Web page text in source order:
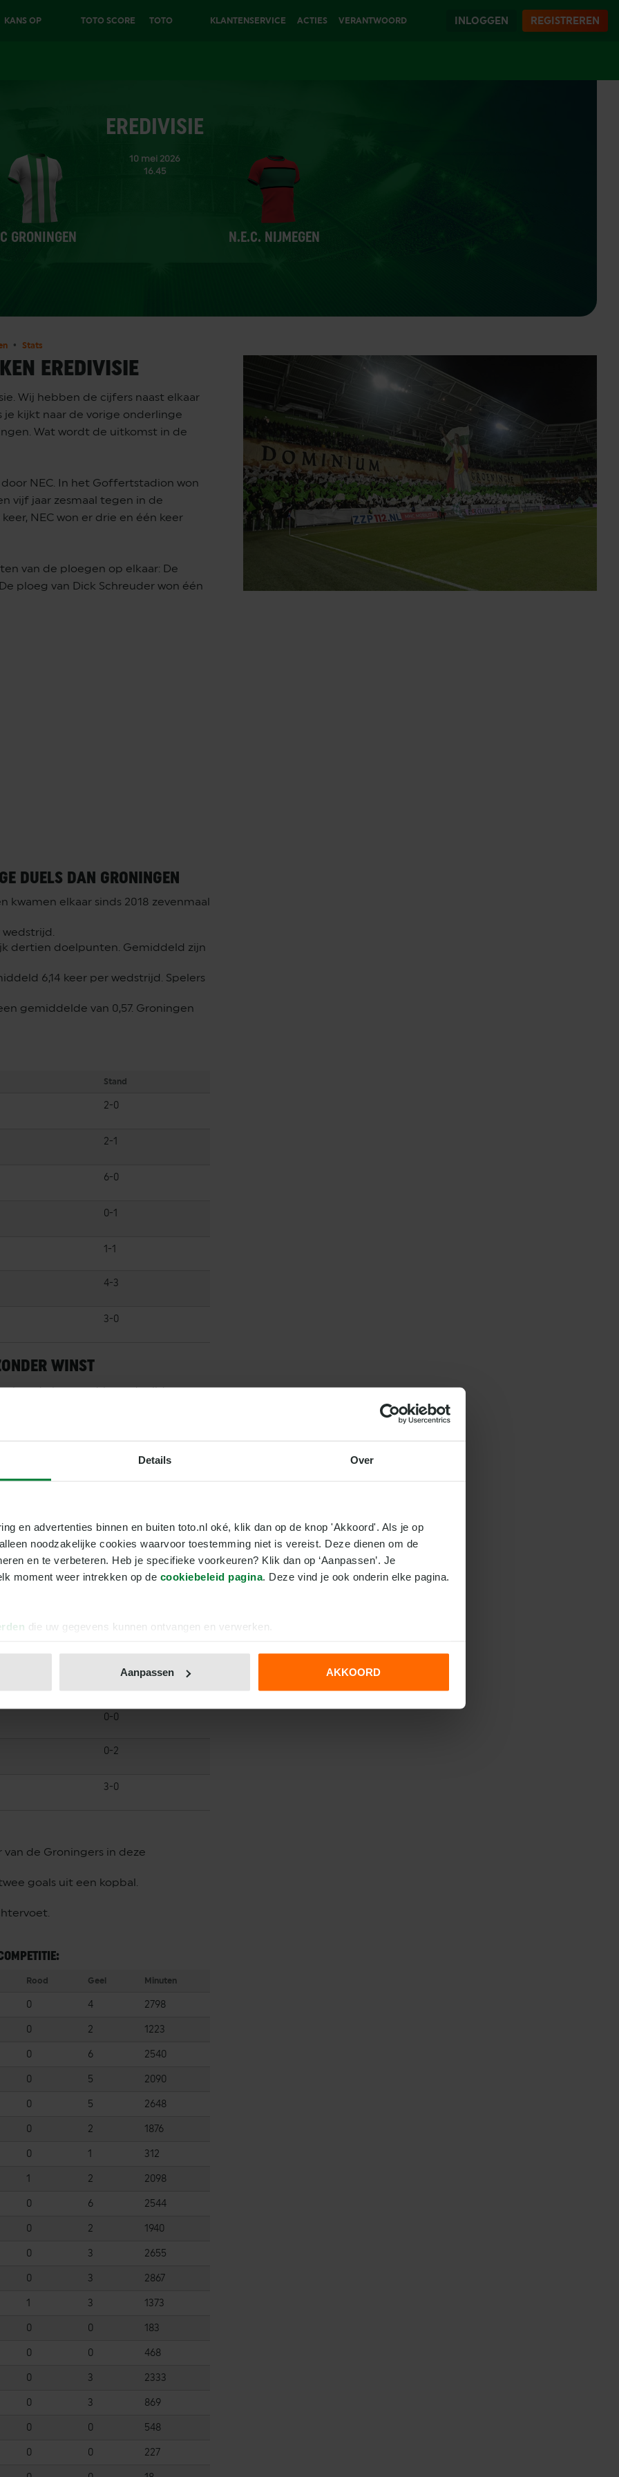
Details Over
en advertenties binnen en buiten toto.nl oké, klik dan op de knop 'Akkoord'. Als je op
alleen noodzakelijke cookies waarvoor toestemming niet is vereist. Deze dienen om de
en te verbeteren. Heb je specifieke voorkeuren? Klik dan op ‘Aanpassen’. Je
moment weer intrekken op de cookiebeleid pagina. Deze vind je ook onderin elke pagina.
die uw gegevens kunnen ontvangen en verwerken.
Aanpassen AKKOORD
KANS OP TOTO SCORE TOTO KLANTENSERVICE ACTIES VERANTWOORD INLOGGEN REGISTREREN
EREDIVISIE
GRONINGEN
10 mei 2026
16.45
N.E.C. NIJMEGEN
Stats
EREDIVISIE
Wij hebben de cijfers naast elkaar
kijkt naar de vorige onderlinge
Wat wordt de uitkomst in de
NEC. In het Goffertstadion won
vijf jaar zesmaal tegen in de
NEC won er drie en één keer
van de ploegen op elkaar: De
ploeg van Dick Schreuder won één
DUELS DAN GRONINGEN
elkaar sinds 2018 zevenmaal
dertien doelpunten. Gemiddeld zijn
6,14 keer per wedstrijd. Spelers
gemiddelde van 0,57. Groningen
Stand
2-0
2-1
6-0
0-1
1-1
4-3
3-0
WINST
kan de laatste drie wedstrijden geen
Groningen van Excelsior met 2-
twee duels, verloren
voorgaande wedstrijden hield
meer doelpunten in de tweede helft
Dit is een gemiddelde van 1,41.
per duel.
IN DEZE COMPETITIE:
Stand
0-0
0-2
3-0
de Groningers in deze
goals uit een kopbal.
Rood Geel Minuten
0 4 2798
0 2 1223
0 6 2540
0 5 2090
0 5 2648
0 2 1876
0 1 312
1 2 2098
0 6 2544
0 2 1940
0 3 2655
0 3 2867
1 3 1373
0 0 183
0 0 468
0 3 2333
0 3 869
0 0 548
0 0 227